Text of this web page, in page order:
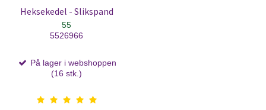
Heksekedel - Slikspand
55
5526966
På lager i webshoppen
(16 stk.)